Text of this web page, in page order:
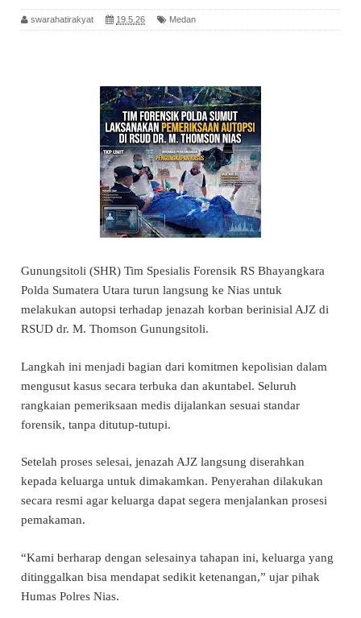
swarahatirakyat 19.5.26 Medan
Gunungsitoli (SHR) Tim Spesialis Forensik RS Bhayangkara
Polda Sumatera Utara turun langsung ke Nias untuk
melakukan autopsi terhadap jenazah korban berinisial AJZ di
RSUD dr. M. Thomson Gunungsitoli.
Langkah ini menjadi bagian dari komitmen kepolisian dalam
mengusut kasus secara terbuka dan akuntabel. Seluruh
rangkaian pemeriksaan medis dijalankan sesuai standar
forensik, tanpa ditutup-tutupi.
Setelah proses selesai, jenazah AJZ langsung diserahkan
kepada keluarga untuk dimakamkan. Penyerahan dilakukan
secara resmi agar keluarga dapat segera menjalankan prosesi
pemakaman.
“Kami berharap dengan selesainya tahapan ini, keluarga yang
ditinggalkan bisa mendapat sedikit ketenangan,” ujar pihak
Humas Polres Nias.